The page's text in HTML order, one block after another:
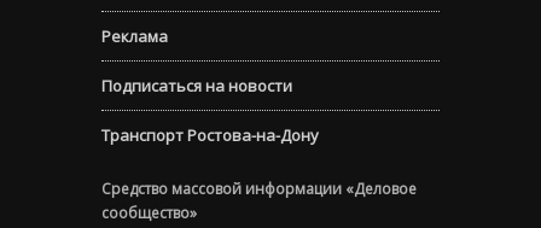
Реклама
Подписаться на новости
Транспорт Ростова-на-Дону
Средство массовой информации «Деловое
сообщество»